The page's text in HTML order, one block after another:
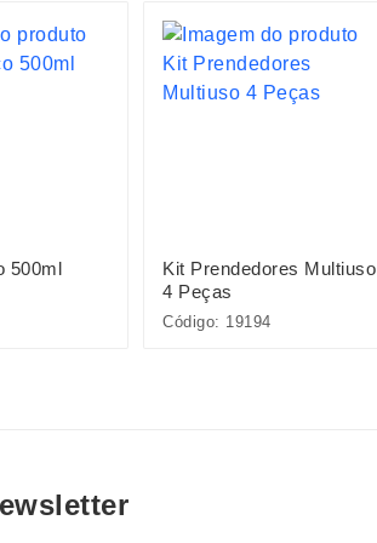
500ml
Kit Prendedores Multiuso
4 Peças
Código: 19194